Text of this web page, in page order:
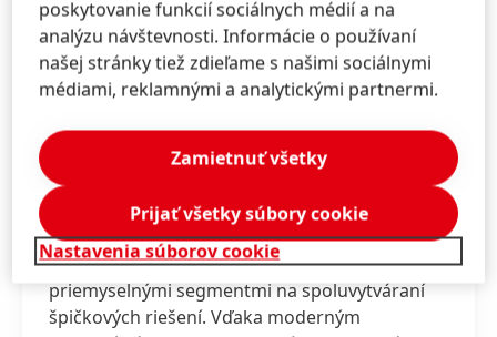
nspiration Center Düsseldorf(ICD) je inovačné
centrum spoločnosti Henkel, kde odborníci
spolupracujú so zákazníkmi naprieč 800
priemyselnými segmentmi na spoluvytváraní
špičkových riešení. Vďaka moderným
poskytovanie funkcií sociálnych médií a na
analýzu návštevnosti. Informácie o používaní
našej stránky tiež zdieľame s našimi sociálnymi
médiami, reklamnými a analytickými partnermi.
Nastavenia súborov cookie
Zamietnuť všetky
Prijať všetky súbory cookie